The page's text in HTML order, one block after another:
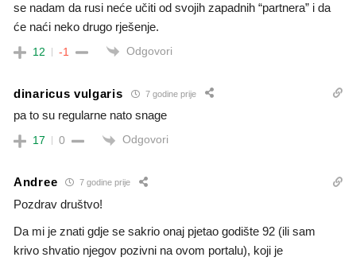
se nadam da rusi neće učiti od svojih zapadnih “partnera” i da
će naći neko drugo rješenje.
12 -1 Odgovori
dinaricus vulgaris 7 godine prije
pa to su regularne nato snage
17 0 Odgovori
Andree 7 godine prije
Pozdrav društvo!
Da mi je znati gdje se sakrio onaj pjetao godište 92 (ili sam
krivo shvatio njegov pozivni na ovom portalu), koji je